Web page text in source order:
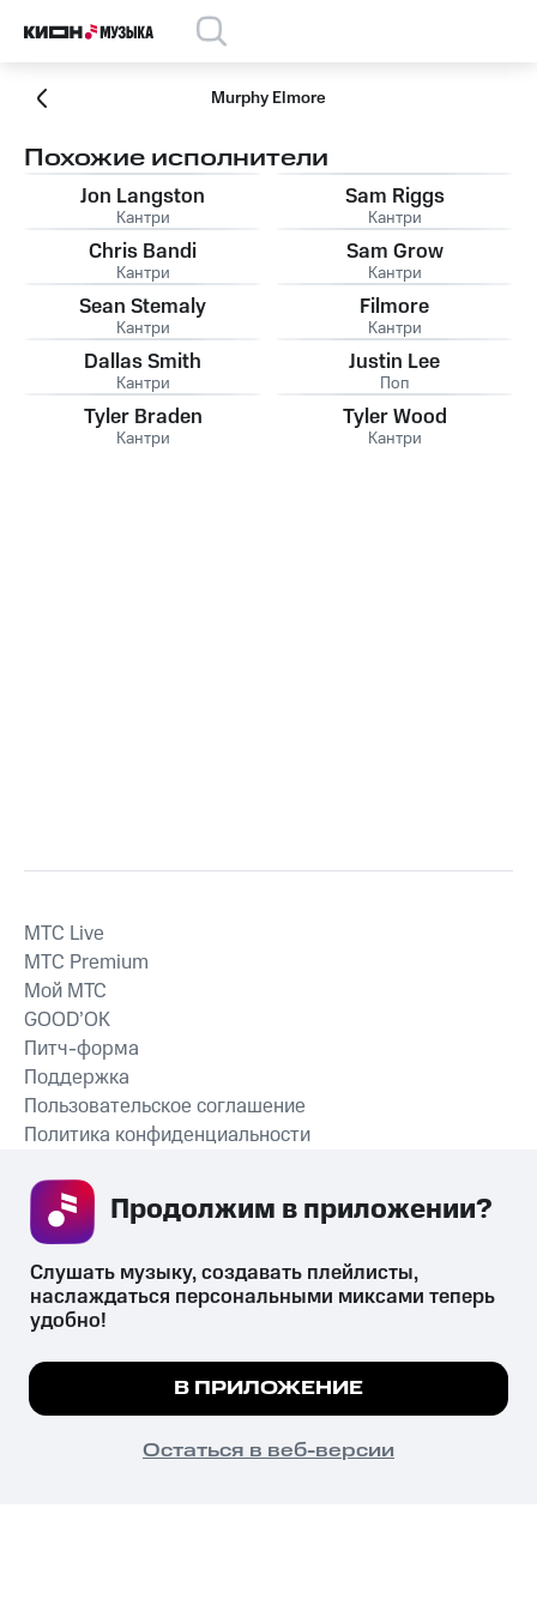
Murphy Elmore
Похожие исполнители
Jon Langston
Кантри
Sam Riggs
Кантри
Chris Bandi
Кантри
Sam Grow
Кантри
Sean Stemaly
Кантри
Filmore
Кантри
Dallas Smith
Кантри
Justin Lee
Поп
Tyler Braden
Кантри
Tyler Wood
Кантри
СКАЧАТЬ ПРИЛОЖЕНИЕ
MTС Live
MTС Premium
Мой МТС
GOOD’OK
Питч-форма
Поддержка
Пользовательское соглашение
Политика конфиденциальности
психотропных веществ, их аналогов причиняет вред здоровью,
их незаконный оборот запрещён и влечёт установленную
законодательством ответственность.
© 2026 ООО «КИОН».
Все права защищены
Мы используем куки, чтобы на сайте все
Подробнее
ПОНЯТНО
Слушать музыку, создавать плейлисты,
наслаждаться персональными миксами теперь
удобно!
В ПРИЛОЖЕНИЕ
Остаться в веб-версии